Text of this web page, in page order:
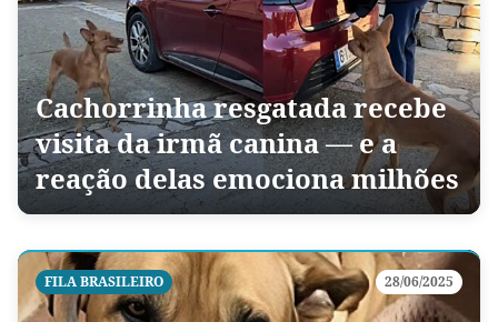
Cachorrinha resgatada recebe
visita da irmã canina — e a
reação delas emociona milhões
FILA BRASILEIRO 28/06/2025